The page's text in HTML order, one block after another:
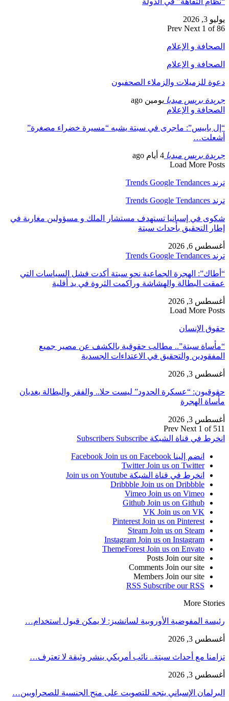
يوليو 3, 2026
Prev Next 1 of 86
الصحافة و الإعلام
الصحافة و الإعلام
دعوة للزميلات والزملاء الصحفيون
جريدة بريس ميديا يومين ago
الصحافة و الإعلام
“إل باييس”: ماجرى في سبتة يشبه “مسيرة خضراء مصغرة”
أشعلت…
جريدة بريس ميديا 4 أيام ago
Load More Posts
ترند Trends Google Tendances
ترند Trends Google Tendances
شكوى في إسبانيا تستهدف مستشار الملك و مسؤولين مغاربة في
إطار التحقيق بأحداث سبتة
أغسطس 6, 2026
ترند Trends Google Tendances
“أطاك”: الهجرة الجماعية نحو سبتة أكدت فشل السياسات التي
عمقت البطالة والهشاشة وراكمت الثروة في يد أقلية
أغسطس 3, 2026
Load More Posts
حقوق الإنسان
“مأساة سبتة”.. مطالب حقوقية بالكشف عن مصير جميع
المفقودين والتحقيق في الاعتداءات الجسدية
أغسطس 3, 2026
حقوقيون: “عسكرة الحدود” ليست حلا.. والفقر والبطالة يغديان
مأساة الهجرة
أغسطس 3, 2026
Prev Next 1 of 511
انخرط في قناة الشبكة
Subscribers Subscribe
انضم إلينا Facebook Join us on Facebook
Twitter Join us on Twitter
انخرط في قناة الشبكة Join us on Youtube
Dribbble Join us on Dribbble
Vimeo Join us on Vimeo
Github Join us on Github
VK Join us on VK
Pinterest Join us on Pinterest
Steam Join us on Steam
Instagram Join us on Instagram
ThemeForest Join us on Envato
Posts Join our site
Comments Join our site
Members Join our site
RSS Subscribe our RSS
More Stories
رئيسة المفوضية الأوروبية لسانشيز: لا يمكن قبول استخدام…
أغسطس 3, 2026
تزامنا مع أحداث سبتة.. نائب أمريكي ينشر وثيقة لا تعترف…
أغسطس 3, 2026
البرلمان الإسباني يتجه للتصويت على منح الجنسية للصحراويين…